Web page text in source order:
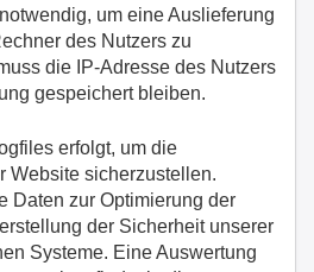
um eine Auslieferung
des Nutzers zu
die IP-Adresse des Nutzers
gespeichert bleiben.
erfolgt, um die
Website sicherzustellen.
Daten zur Optimierung der
der Sicherheit unserer
Systeme. Eine Auswertung